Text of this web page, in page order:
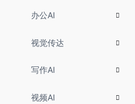
办公AI
视觉传达
写作AI
视频AI